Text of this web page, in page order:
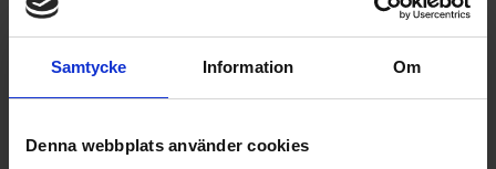
Samtycke Information Om
Denna webbplats använder cookies
vid önskad tidpunkt. Du kan dessutom välja intensiteten på
ditt kaffe – från mild till intensiv – för att alltid få den smak
som passar dig bäst.